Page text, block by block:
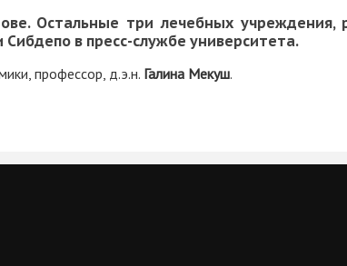
Остальные три лечебных учреждения,
в пресс-службе университета.
профессор, д.э.н. Галина Мекуш.